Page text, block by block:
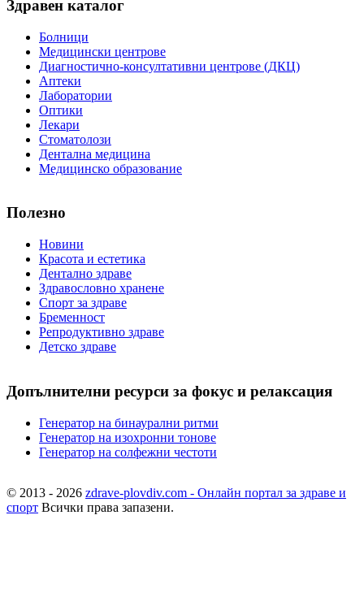
Здравен каталог
Болници
Медицински центрове
Диагностично-консултативни центрове (ДКЦ)
Аптеки
Лаборатории
Оптики
Лекари
Стоматолози
Дентална медицина
Медицинско образование
Полезно
Новини
Красота и естетика
Дентално здраве
Здравословно хранене
Спорт за здраве
Бременност
Репродуктивно здраве
Детско здраве
Допълнителни ресурси за фокус и релаксация
Генератор на бинаурални ритми
Генератор на изохронни тонове
Генератор на солфежни честоти
© 2013 - 2026 zdrave-plovdiv.com - Онлайн портал за здраве и
спорт Всички права запазени.